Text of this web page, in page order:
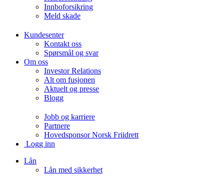
Innboforsikring
Meld skade
Kundesenter
Kontakt oss
Spørsmål og svar
Om oss
Investor Relations
Alt om fusjonen
Aktuelt og presse
Blogg
Jobb og karriere
Partnere
Hovedsponsor Norsk Friidrett
Logg inn
Lån
Lån med sikkerhet